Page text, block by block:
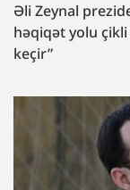
Əli Zeynal
həqiqət yolu
keçir”